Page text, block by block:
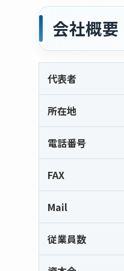
会社概要
代表者
所在地
電話番号
FAX
Mail
従業員数